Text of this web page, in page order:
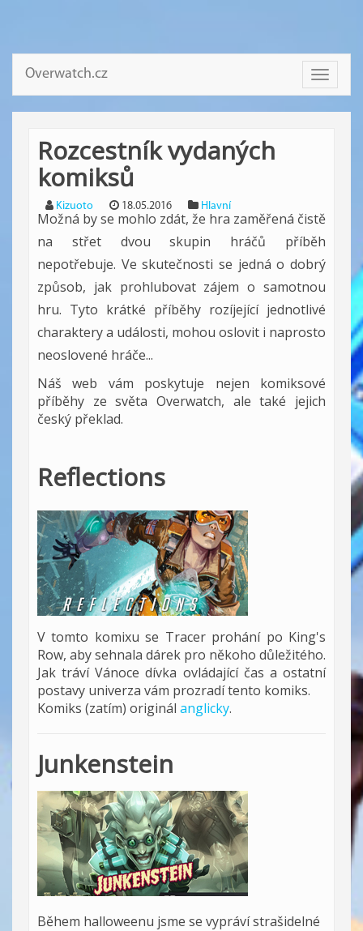
Toggle
Overwatch.cz
Rozcestník vydaných
komiksů
Kizuoto 18.05.2016 Hlavní
Možná by se mohlo zdát, že hra zaměřená čistě
na střet dvou skupin hráčů příběh
nepotřebuje. Ve skutečnosti se jedná o dobrý
způsob, jak prohlubovat zájem o samotnou
hru. Tyto krátké příběhy rozíjející jednotlivé
charaktery a události, mohou oslovit i naprosto
neoslovené hráče...
Náš web vám poskytuje nejen komiksové
příběhy ze světa Overwatch, ale také jejich
český překlad.
Reflections
V tomto komixu se Tracer prohání po King's
Row, aby sehnala dárek pro někoho důležitého.
Jak tráví Vánoce dívka ovládající čas a ostatní
postavy univerza vám prozradí tento komiks.
Komiks (zatím) originál anglicky.
Junkenstein
Během halloweenu jsme se vypráví strašidelné